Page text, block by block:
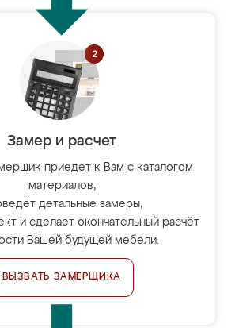
Замер и расчет
приедет к Вам с каталогом
материалов,
детальные замеры,
и сделает окончательный расчёт
Вашей будущей мебели.
ВЫЗВАТЬ ЗАМЕРЩИКА